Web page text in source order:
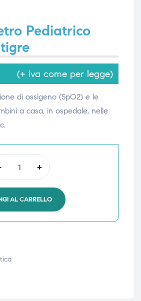
Pediatrico
(+ iva come per legge)
di ossigeno (SpO2) e le
a casa, in ospedale, nelle
+
AL CARRELLO